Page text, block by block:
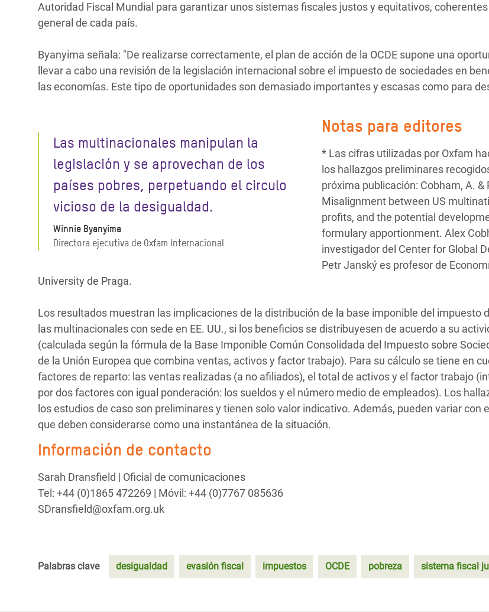
Autoridad Fiscal Mundial para garantizar unos sistemas fiscales justos y equitativos,
general de cada país.
Byanyima señala: "De realizarse correctamente, el plan de acción de la OCDE supone una
llevar a cabo una revisión de la legislación internacional sobre el impuesto de sociedades en
las economías. Este tipo de oportunidades son demasiado importantes y escasas como para
Las multinacionales manipulan la
legislación y se aprovechan de los
países pobres, perpetuando el circulo
vicioso de la desigualdad.
Winnie Byanyima
Directora ejecutiva de Oxfam Internacional
Notas para editores
* Las cifras utilizadas por Oxfam
los hallazgos preliminares
próxima publicación: Cobham, A. &
Misalignment between US
profits, and the potential
formulary apportionment. Alex
investigador del Center for Global
Petr Janský es profesor de
University de Praga.
Los resultados muestran las implicaciones de la distribución de la base imponible del impuesto
las multinacionales con sede en EE. UU., si los beneficios se distribuyesen de acuerdo a su
(calculada según la fórmula de la Base Imponible Común Consolidada del Impuesto sobre
de la Unión Europea que combina ventas, activos y factor trabajo). Para su cálculo se tiene en
factores de reparto: las ventas realizadas (a no afiliados), el total de activos y el factor trabajo
por dos factores con igual ponderación: los sueldos y el número medio de empleados). Los
los estudios de caso son preliminares y tienen solo valor indicativo. Además, pueden variar con
que deben considerarse como una instantánea de la situación.
Información de contacto
Sarah Dransfield | Oficial de comunicaciones
Tel: +44 (0)1865 472269 | Móvil: +44 (0)7767 085636
SDransfield@oxfam.org.uk
Palabras clave desigualdad evasión fiscal impuestos OCDE pobreza sistema fiscal